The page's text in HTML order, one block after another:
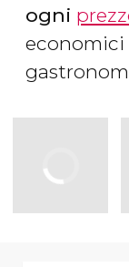
ogni
economici